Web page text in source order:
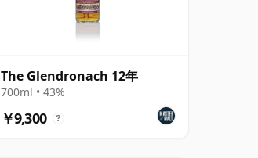
The Glendronach 12年
700ml • 43%
￥9,300 ?